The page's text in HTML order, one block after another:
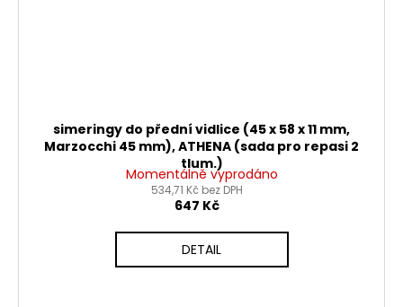
simeringy do přední vidlice (45 x 58 x 11 mm,
Marzocchi 45 mm), ATHENA (sada pro repasi 2
tlum.)
Momentálně vyprodáno
534,71 Kč bez DPH
647 Kč
DETAIL